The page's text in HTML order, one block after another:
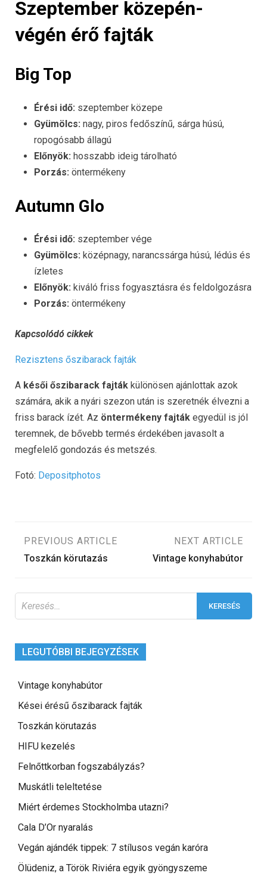
Szeptember közepén-
végén érő fajták
Big Top
Érési idő: szeptember közepe
Gyümölcs: nagy, piros fedőszínű, sárga húsú,
ropogósabb állagú
Előnyök: hosszabb ideig tárolható
Porzás: öntermékeny
Autumn Glo
Érési idő: szeptember vége
Gyümölcs: középnagy, narancssárga húsú, lédús és
ízletes
Előnyök: kiváló friss fogyasztásra és feldolgozásra
Porzás: öntermékeny
Kapcsolódó cikkek
Rezisztens őszibarack fajták
A késői őszibarack fajták különösen ajánlottak azok
számára, akik a nyári szezon után is szeretnék élvezni a
friss barack ízét. Az öntermékeny fajták egyedül is jól
teremnek, de bővebb termés érdekében javasolt a
megfelelő gondozás és metszés.
Fotó: Depositphotos
Bejegyzés
PREVIOUS ARTICLE
Toszkán körutazás
NEXT ARTICLE
Vintage konyhabútor
LEGUTÓBBI BEJEGYZÉSEK
Vintage konyhabútor
Kései érésű őszibarack fajták
Toszkán körutazás
HIFU kezelés
Felnőttkorban fogszabályzás?
Muskátli teleltetése
Miért érdemes Stockholmba utazni?
Cala D’Or nyaralás
Vegán ajándék tippek: 7 stílusos vegán karóra
Ölüdeniz, a Török Riviéra egyik gyöngyszeme